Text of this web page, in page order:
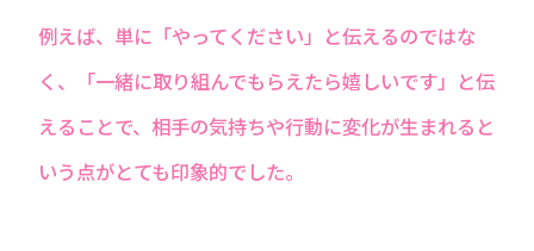
例えば、単に「やってください」と伝えるのではな
く、「⼀緒に取り組んでもらえたら嬉しいです」と伝
えることで、相⼿の気持ちや⾏動に変化が⽣まれると
いう点がとても印象的でした。